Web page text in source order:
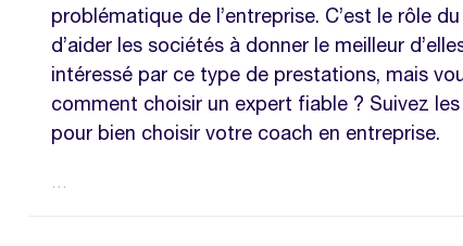
problématique de l’entreprise. C’est le rôle
d’aider les sociétés à donner le meilleur
intéressé par ce type de prestations, mais
comment choisir un expert fiable ? Suivez
pour bien choisir votre coach en entreprise.